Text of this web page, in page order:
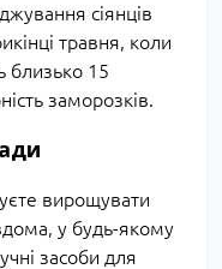
сіянців
травня, коли
близько 15
заморозків.
вирощувати
у будь-якому
засоби для